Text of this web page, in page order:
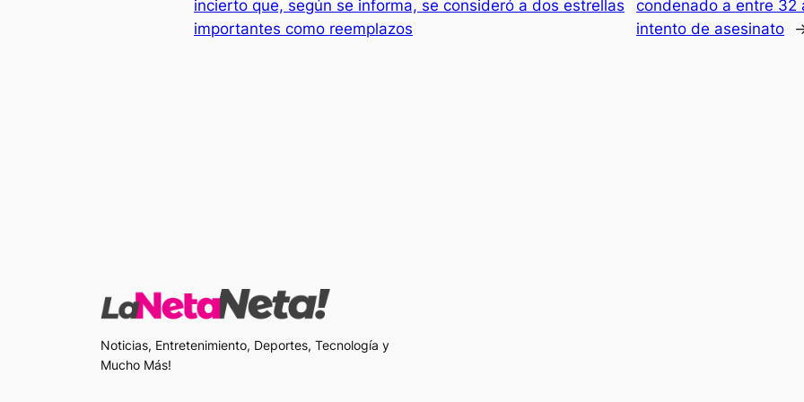
incierto que, según se informa, se consideró a dos estrellas
importantes como reemplazos
condenado a entre 32
intento de asesinato
Noticias, Entretenimiento, Deportes, Tecnología y
Mucho Más!